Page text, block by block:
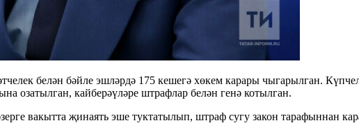
белән бәйле эшләрдә 175 кешегә хөкем карары чыгарылган.
озатылган, кайберәүләре штрафлар белән генә котылган.
вакытта җинаять эше туктатылып, штраф сугу закон тарафыннан